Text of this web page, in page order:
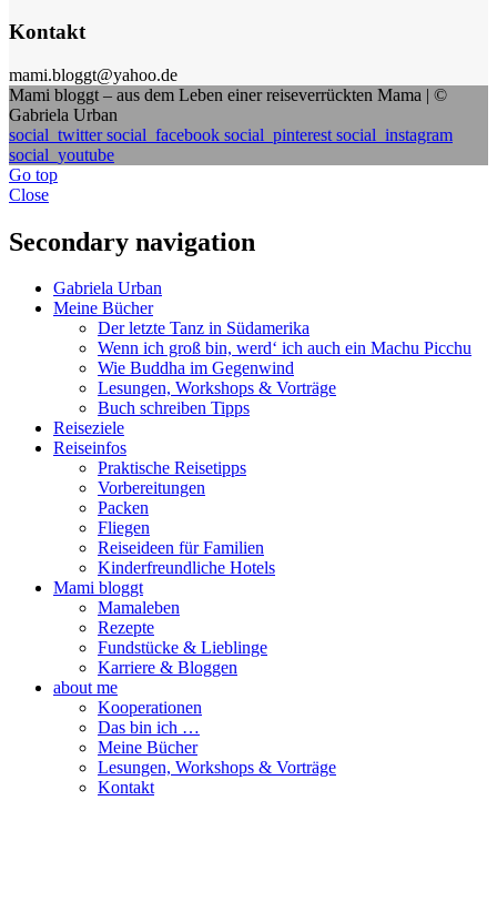
Kontakt
mami.bloggt@yahoo.de
Mami bloggt – aus dem Leben einer reiseverrückten Mama | ©
Gabriela Urban
social_twittersocial_facebook social_pinterest social_instagram
social_youtube
Go top
Close
Secondary navigation
Gabriela Urban
Meine Bücher
Der letzte Tanz in Südamerika
Wenn ich groß bin, werd‘ ich auch ein Machu Picchu
Wie Buddha im Gegenwind
Lesungen, Workshops & Vorträge
Buch schreiben Tipps
Reiseziele
Reiseinfos
Praktische Reisetipps
Vorbereitungen
Packen
Fliegen
Reiseideen für Familien
Kinderfreundliche Hotels
Mami bloggt
Mamaleben
Rezepte
Fundstücke & Lieblinge
Karriere & Bloggen
about me
Kooperationen
Das bin ich …
Meine Bücher
Lesungen, Workshops & Vorträge
Kontakt